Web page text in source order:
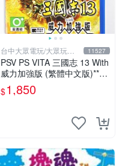
台中大眾電玩/大眾玩具
店
11527
PSV PS VITA 三國志 13 With
威力加強版 (繁體中文版)**
(二手商品)【台中大眾電玩】
$1,850